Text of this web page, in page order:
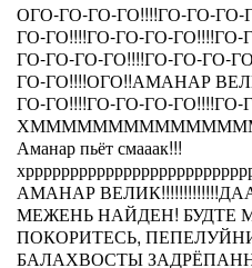
ОГО-ГО-ГО-ГО!!!!ГО-ГО-ГО-
ГО-ГО!!!!ГО-ГО-ГО-
ГО-ГО-ГО-ГО!!!!ГО-ГО-ГО-
ГО-ГО!!!!ОГО!!АМАНАР
ГО-ГО!!!!ГО-ГО-ГО-
Аманар пьёт смааак!!!
АМАНАР
МЕЖЕНЬ НАЙДЕН! БУДТЕ
ПОКОРИТЕСЬ,
БАЛАХВОСТЫ